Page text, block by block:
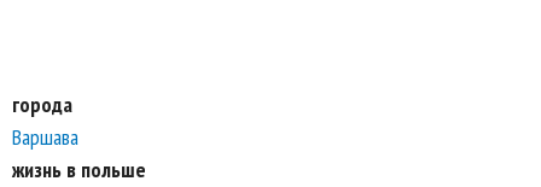
города
Варшава
жизнь в польше